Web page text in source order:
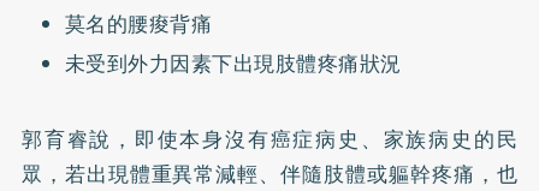
莫名的腰痠背痛
未受到外力因素下出現肢體疼痛狀況
郭育睿說，即使本身沒有癌症病史、家族病史的民
眾，若出現體重異常減輕、伴隨肢體或軀幹疼痛，也